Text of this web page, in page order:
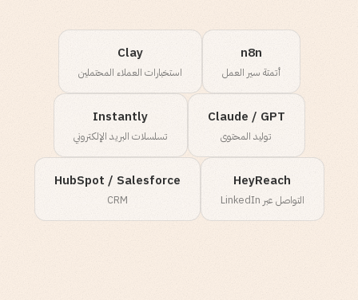
n8n
أتمتة سير العمل
Clay
استخبارات العملاء المحتملين
Claude / GPT
توليد المحتوى
Instantly
تسلسلات البريد الإلكتروني
HeyReach
التواصل عبر LinkedIn
HubSpot / Salesforce
CRM